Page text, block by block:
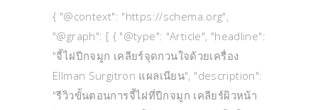
{ "@context": "https://schema.org",
"@graph": [ { "@type": "Article", "headline":
"จี้ไฝปีกจมูก เคลียร์จุดกวนใจด้วยเครื่อง
Ellman Surgitron แผลเนียน", "description":
"รีวิวขั้นตอนการจี้ไฝที่ปีกจมูก เคลียร์ผิวหน้า